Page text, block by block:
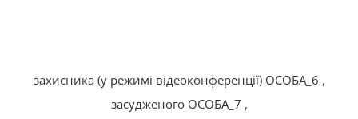
захисника (у режимі відеоконференції) ОСОБА_6 ,
засудженого ОСОБА_7 ,